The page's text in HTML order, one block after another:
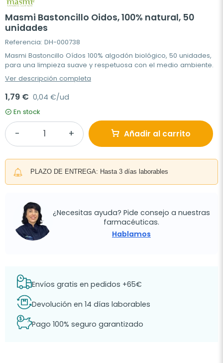
Masmi Bastoncillo Oidos, 100% natural, 50
unidades
Referencia: DH-000738
Masmi Bastoncillo Oídos 100% algodón biológico, 50 unidades,
para una limpieza suave y respetuosa con el medio ambiente.
Ver descripción completa
1,79 € 0,04 €/ud
En stock
Añadir al carrito
PLAZO DE ENTREGA: Hasta 3 días laborables
¿Necesitas ayuda? Pide consejo a nuestras
farmacéuticas.
Hablamos
Envíos gratis en pedidos +65€
Devolución en 14 días laborables
Pago 100% seguro garantizado